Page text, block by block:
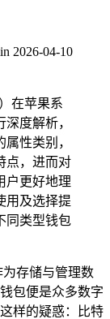
2026-04-10
在苹果系
度解析，
性类别，
点，进而对
户更好地理
用及选择提
同类型钱包
存储与管理数
包便是众多数字
样的疑惑：比特